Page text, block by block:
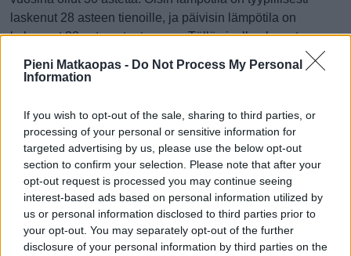
Pieni Matkaopas - Do Not Process My Personal
Information
If you wish to opt-out of the sale, sharing to third parties, or
processing of your personal or sensitive information for
targeted advertising by us, please use the below opt-out
section to confirm your selection. Please note that after your
opt-out request is processed you may continue seeing
interest-based ads based on personal information utilized by
us or personal information disclosed to third parties prior to
your opt-out. You may separately opt-out of the further
disclosure of your personal information by third parties on the
laskenut 28 asteen tienoille, ja päivisin lämpötila on
kohonnut 32 asteen tuntumaan. Tällä sivulla olevasta
kaaviosta näkee, miten lämmin sää Hong Kongissa on
keskimäärin ollut heinäkuussa viime vuosina ja
vuonna liikkunut.
Hetkellisesti Hong Kongissa on silti koettu tätäkin
kylmempiä ja lämpimämpiä heinäkuisia päiviä. Esimerkiksi
vuoden 2019 heinäkuussa lämpötila käväisi alimmillaan 25
asteessa ja toisaalta vuonna 2017 heinäkuussa hätyyteltiin
eräänä poikkeuksellisen lämpimänä päivänä 37 asteen
lukemia.